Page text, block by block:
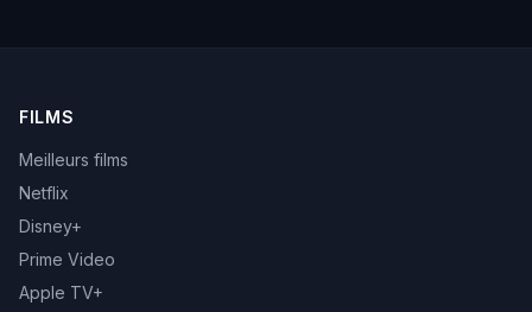
FILMS
Meilleurs films
Netflix
Disney+
Prime Video
Apple TV+